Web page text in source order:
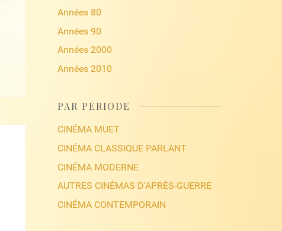
Années 80
Années 90
Années 2000
Années 2010
PAR PÉRIODE
CINÉMA MUET
CINÉMA CLASSIQUE PARLANT
CINÉMA MODERNE
AUTRES CINÉMAS D’APRÈS-GUERRE
CINÉMA CONTEMPORAIN